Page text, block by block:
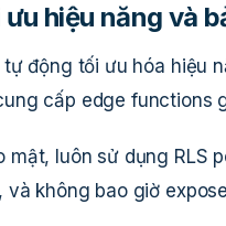
ưu hiệu năng và
tự động tối ưu hóa hiệu
cấp edge functions
mật, luôn sử dụng RLS
và không bao giờ